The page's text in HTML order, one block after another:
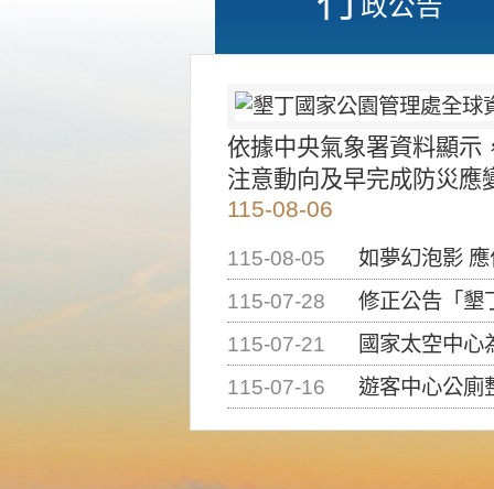
依據中央氣象署資料顯示
注意動向及早完成防災應
115-08-06
115-08-05
如夢幻泡影
115-07-28
修正公告「墾丁國家公
115-07-21
國家太空中心為辦理
115-07-16
遊客中心公廁